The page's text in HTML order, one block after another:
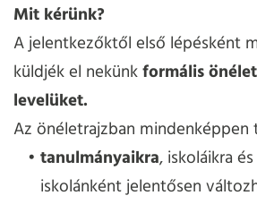
Mit kérünk?
A jelentkezőktől első lépésként
küldjék el nekünkformális
levelüket.
Az önéletrajzban mindenképpen
tanulmányaikra, iskoláikra
iskolánként jelentősen